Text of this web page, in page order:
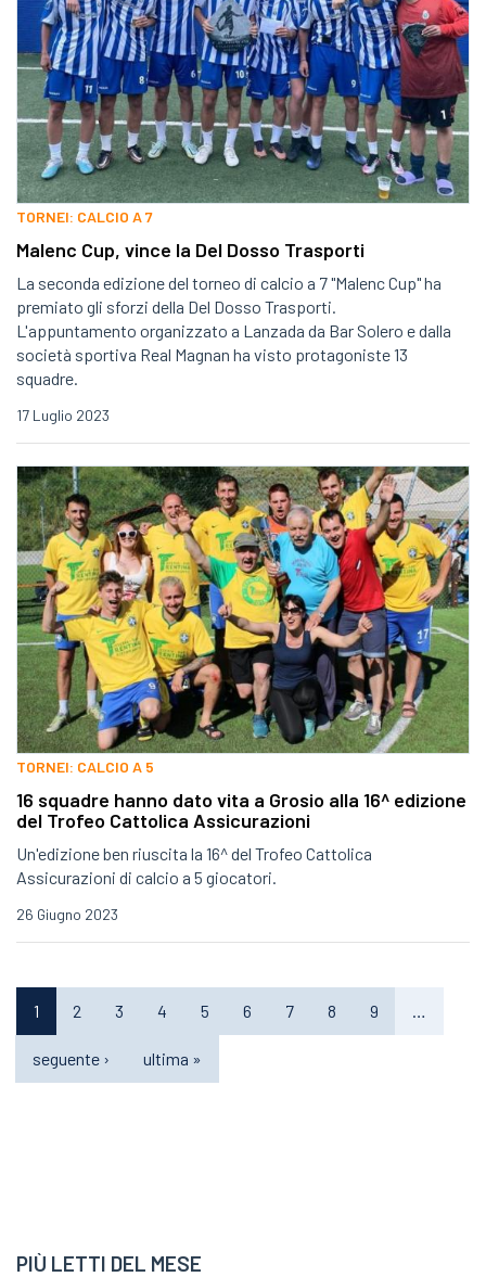
TORNEI: CALCIO A 7
Malenc Cup, vince la Del Dosso Trasporti
La seconda edizione del torneo di calcio a 7 "Malenc Cup" ha
premiato gli sforzi della Del Dosso Trasporti.
L'appuntamento organizzato a Lanzada da Bar Solero e dalla
società sportiva Real Magnan ha visto protagoniste 13
squadre.
17 Luglio 2023
TORNEI: CALCIO A 5
16 squadre hanno dato vita a Grosio alla 16^ edizione
del Trofeo Cattolica Assicurazioni
Un'edizione ben riuscita la 16^ del Trofeo Cattolica
Assicurazioni di calcio a 5 giocatori.
26 Giugno 2023
1 2 3 4 5 6 7 8 9 …
seguente › ultima »
PIÙ LETTI DEL MESE